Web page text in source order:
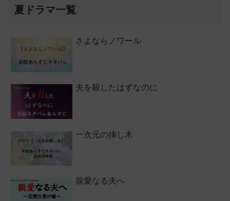
夏ドラマ一覧
さよならノワール
夫を殺したはずなのに
一次元の挿し木
親愛なる夫へ